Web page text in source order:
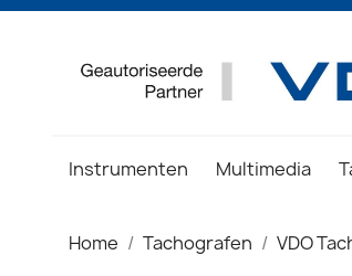
Instrumenten Multimedia
Home Tachografen VDO